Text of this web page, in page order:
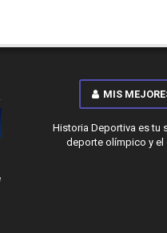
MIS
Historia Deportiva es tu
deporte olímpico y el